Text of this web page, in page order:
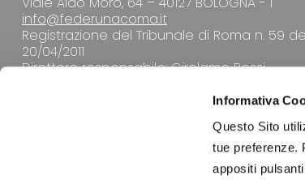
Informativa
Questo Sito
tue preferenze.
appositi
info@federunacoma.it
Registrazione del Tribunale di Roma n. 59
20/04/2011
Direttore responsabile: Girolamo Rossi